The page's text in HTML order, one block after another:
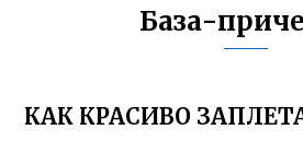
База-
КАК КРАСИВО